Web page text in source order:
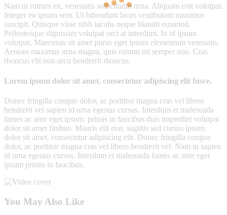
Nam ut rutrum ex, venenatis sollicitudin urna. Aliquam erat volutpat.
Integer eu ipsum sem. Ut bibendum lacus vestibulum maximus
suscipit. Quisque vitae nibh iaculis neque blandit euismod.
Pellentesque dignissim volutpat orci at interdum. In id ipsum
volutpat. Maecenas sit amet purus eget ipsum elementum venenatis.
Aenean maximus urna magna, quis rutrum mi semper non. Cras
rhoncus elit non arcu hendrerit rhoncus.
Lorem ipsum dolor sit amet, consectetur adipiscing elit fusce.
Donec fringilla congue dolor, ac porttitor magna cras vel libero
hendrerit vel sapien id urna egestas cursus. Interdum et malesuada
fames ac ante eget ipsum. primis in faucibus duis imperdiet volutpat
dolor sit amet finibus. Mauris elit erat, sagittis sed cursus ipsum
dolor sit amet, consectetur adipiscing elit. Donec fringilla congue
dolor, ac porttitor magna cras vel libero hendrerit vel. Nam in sapien
id urna egestas cursus. Interdum et malesuada fames ac ante eget
ipsum primis in faucibus.
Navigation
You May Also Like